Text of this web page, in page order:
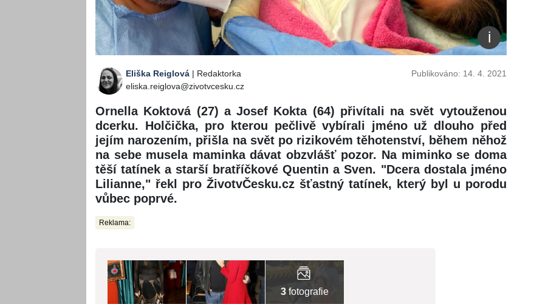
Eliška Reiglová | Redaktorka
eliska.reiglova@zivotvcesku.cz
Publikováno: 14. 4. 2021
Ornella Koktová (27) a Josef Kokta (64) přivítali na svět vytouženou
dcerku. Holčička, pro kterou pečlivě vybírali jméno už dlouho před
jejím narozením, přišla na svět po rizikovém těhotenství, během něhož
na sebe musela maminka dávat obzvlášť pozor. Na miminko se doma
těší tatínek a starší bratříčkové Quentin a Sven. "Dcera dostala jméno
Lilianne," řekl pro ŽivotvČesku.cz šťastný tatínek, který byl u porodu
vůbec poprvé.
Reklama:
3 fotografie